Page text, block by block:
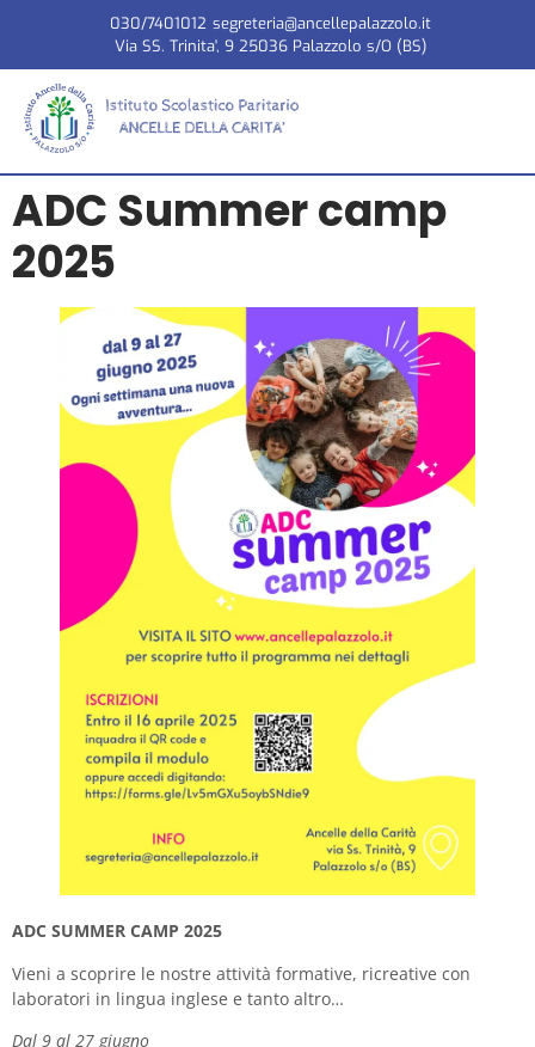
030/7401012 segreteria@ancellepalazzolo.it
Via SS. Trinita', 9 25036 Palazzolo s/O (BS)
ADC Summer camp
2025
ADC SUMMER CAMP 2025
Vieni a scoprire le nostre attività formative, ricreative con
laboratori in lingua inglese e tanto altro…
Dal 9 al 27 giugno